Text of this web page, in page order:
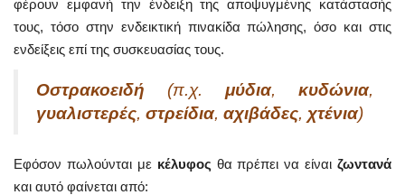
φέρουν εμφανή την ένδειξη της αποψυγμένης κατάστασής
τους, τόσο στην ενδεικτική πινακίδα πώλησης, όσο και στις
ενδείξεις επί της συσκευασίας τους.
Οστρακοειδή (π.χ. μύδια, κυδώνια,
γυαλιστερές, στρείδια, αχιβάδες, χτένια)
Εφόσον πωλούνται με κέλυφος θα πρέπει να είναι ζωντανά
και αυτό φαίνεται από: